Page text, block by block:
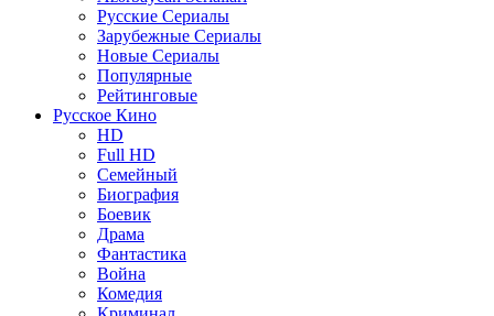
Русские Сериалы
Зарубежные Сериалы
Новые Сериалы
Популярные
Рейтинговые
Русское Кино
HD
Full HD
Семейный
Биография
Боевик
Драма
Фантастика
Война
Комедия